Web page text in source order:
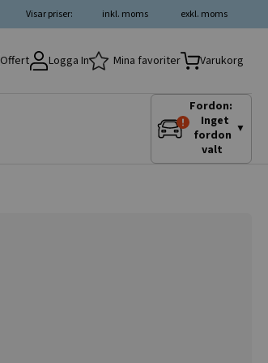
exkl. moms
inkl. moms
Visar priser:
Offert Logga In Mina favoriter Varukorg
Fordon:
Inget
fordon
valt
▼